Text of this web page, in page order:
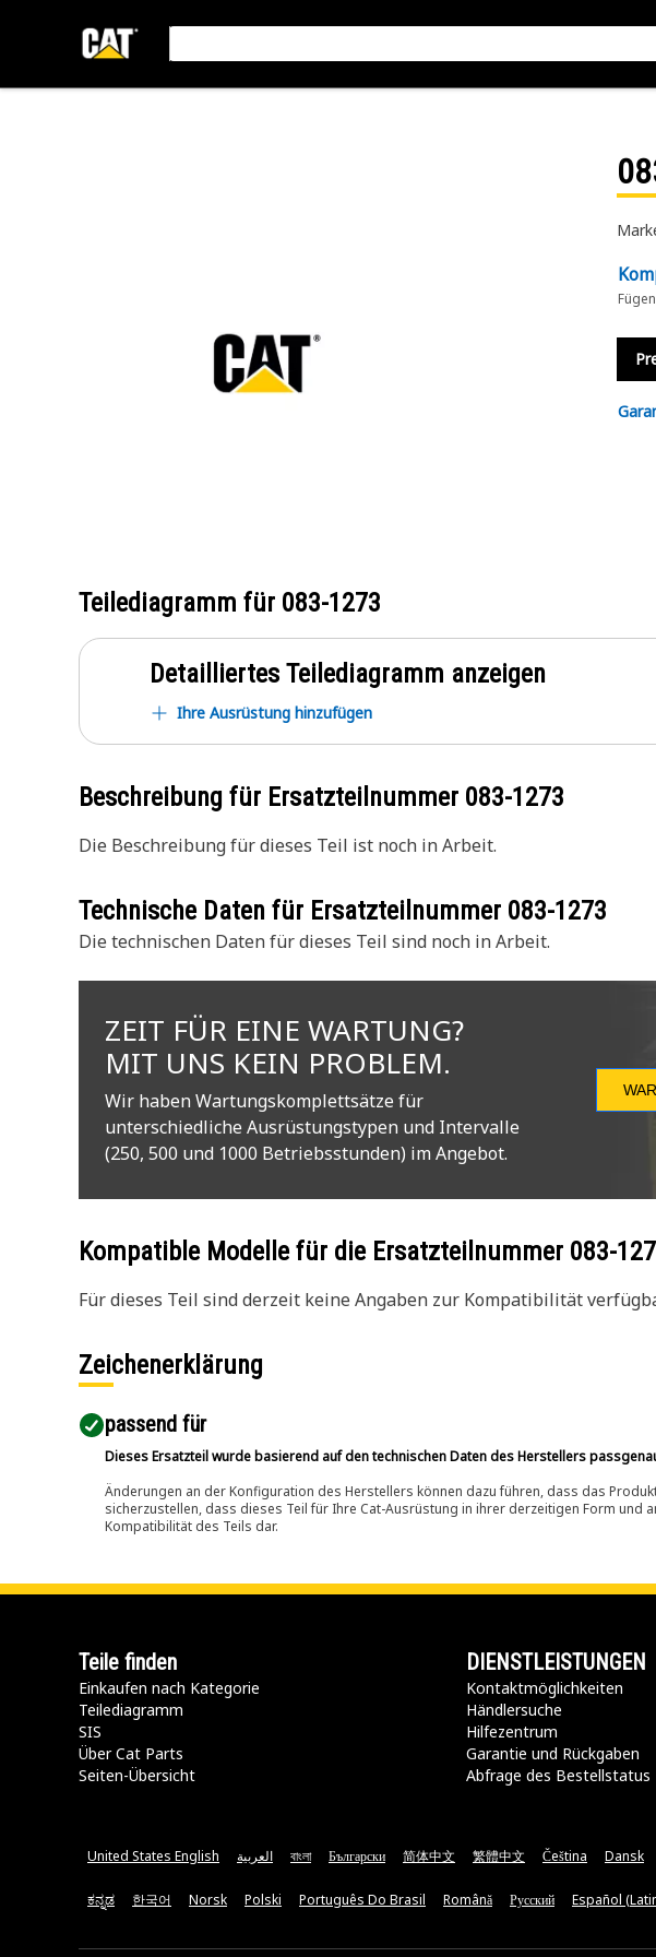
Teilediagramm für 083-1273
Detailliertes Teilediagramm anzeigen
Ihre Ausrüstung hinzufügen
Beschreibung für Ersatzteilnummer 083-1273
Die Beschreibung für dieses Teil ist noch in Arbeit.
Technische Daten für Ersatzteilnummer 083-1273
Die technischen Daten für dieses Teil sind noch in Arbeit.
ZEIT FÜR EINE WARTUNG?
MIT UNS KEIN PROBLEM.
Wir haben Wartungskomplettsätze für
unterschiedliche Ausrüstungstypen und Intervalle
(250, 500 und 1000 Betriebsstunden) im Angebot.
Kompatible Modelle für die Ersatzteilnummer 083-
Für dieses Teil sind derzeit keine Angaben zur Kompatibilität
Zeichenerklärung
passend für​
Dieses Ersatzteil wurde basierend auf den technischen Daten des Herstellers
Änderungen an der Konfiguration des Herstellers können dazu führen, dass das
sicherzustellen, dass dieses Teil für Ihre Cat-Ausrüstung in ihrer derzeitigen Form
Kompatibilität des Teils dar.
Teile finden
Einkaufen nach Kategorie
Teilediagramm
SIS
Über Cat Parts
Seiten-Übersicht
DIENSTLEISTUNGEN
Kontaktmöglichkeiten​
Händlersuche
Hilfezentrum
Garantie und Rückgaben
Abfrage des Bestellstatus
United States English العربية বাংলা Български 简体中文 繁體中文 Čeština Dansk
ಕನ್ನಡ 한국어 Norsk Polski Português Do Brasil Română Русский Español